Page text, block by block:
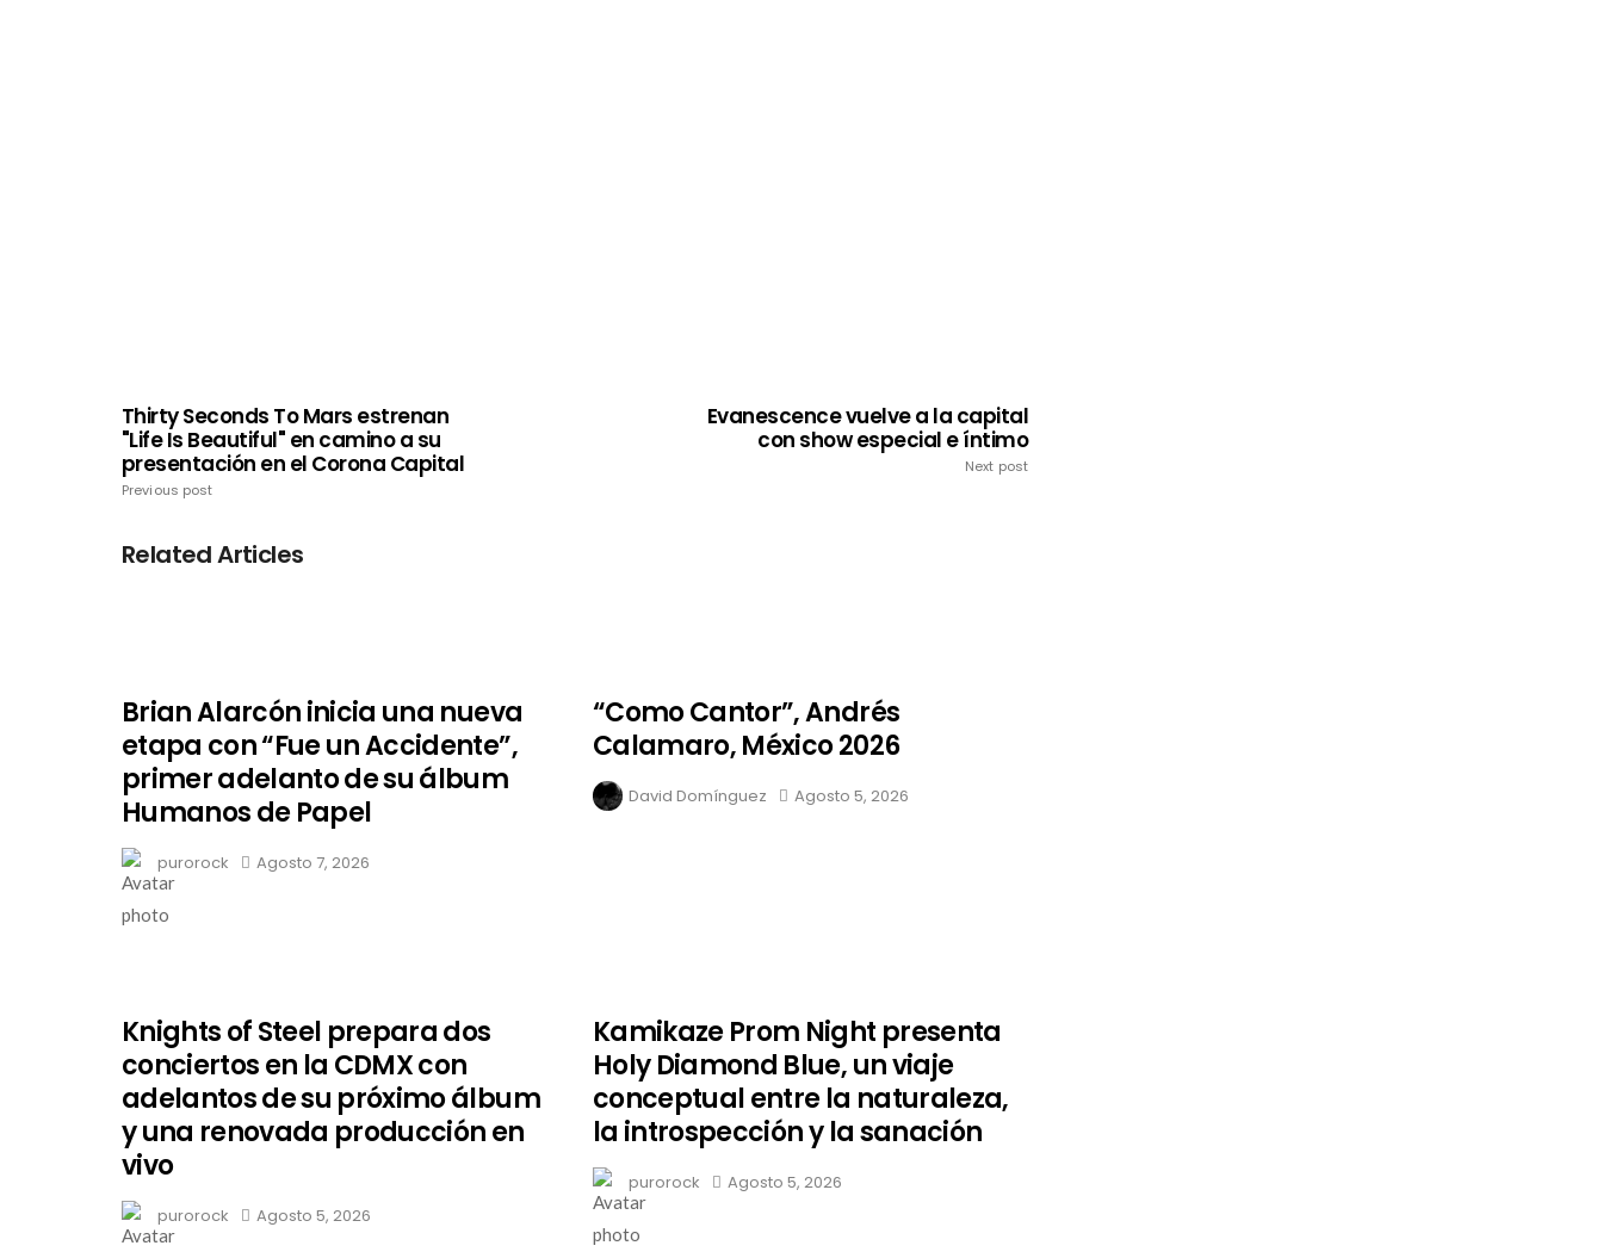
Thirty Seconds To Mars estrenan
"Life Is Beautiful" en camino a su
presentación en el Corona Capital
Previous post
Evanescence vuelve a la capital
con show especial e íntimo
Next post
Related Articles
Brian Alarcón inicia una nueva
etapa con “Fue un Accidente”,
primer adelanto de su álbum
Humanos de Papel
purorock Agosto 7, 2026
“Como Cantor”, Andrés
Calamaro, México 2026
David Domínguez Agosto 5, 2026
Knights of Steel prepara dos
conciertos en la CDMX con
adelantos de su próximo álbum
y una renovada producción en
vivo
purorock Agosto 5, 2026
Kamikaze Prom Night presenta
Holy Diamond Blue, un viaje
conceptual entre la naturaleza,
la introspección y la sanación
purorock Agosto 5, 2026